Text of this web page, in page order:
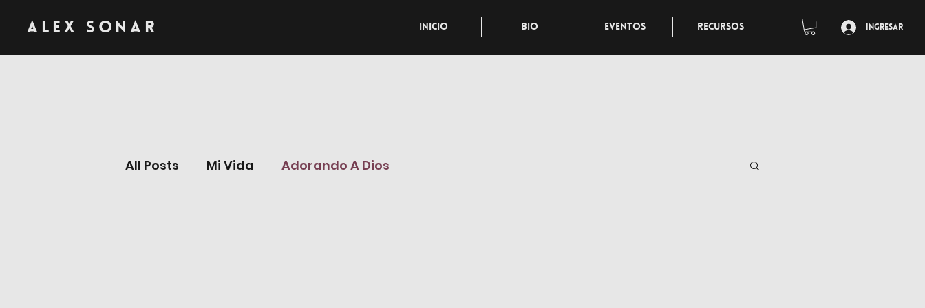
Alex Sonar Inicio Bio Eventos Recursos Ingresar
All Posts Mi Vida Adorando A Dios